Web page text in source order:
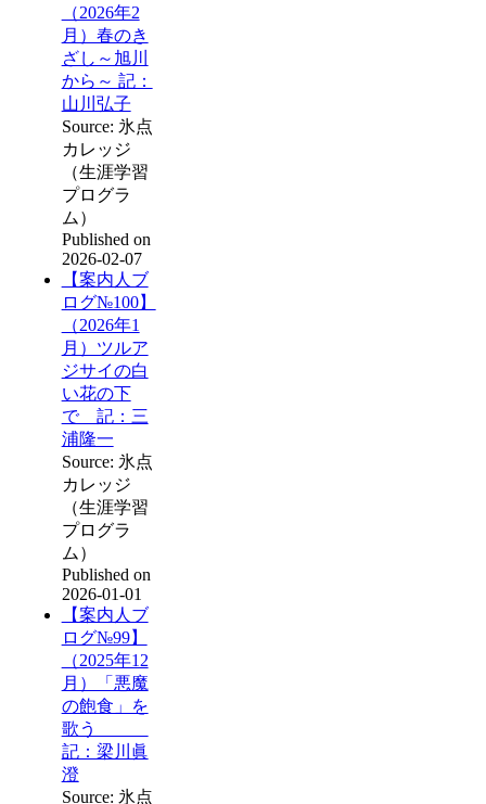
（2026年2
月）春のき
ざし～旭川
から～ 記：
山川弘子
Source: 氷点
カレッジ
（生涯学習
プログラ
ム）
Published on
2026-02-07
【案内人ブ
ログ№100】
（2026年1
月）ツルア
ジサイの白
い花の下
で 記：三
浦隆一
Source: 氷点
カレッジ
（生涯学習
プログラ
ム）
Published on
2026-01-01
【案内人ブ
ログ№99】
（2025年12
月）「悪魔
の飽食」を
歌う
記：梁川眞
澄
Source: 氷点